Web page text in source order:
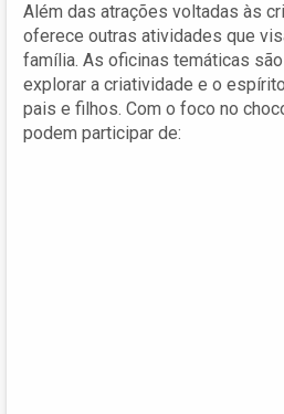
Além das atrações voltadas às
oferece outras atividades que
família. As oficinas temáticas
explorar a criatividade e o
pais e filhos. Com o foco no
podem participar de: